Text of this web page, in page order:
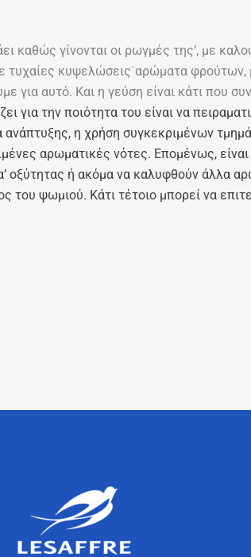
καθώς γίνονται οι ρωγμές της’, με
κυψελώσεις˙αρώματα φρούτων,
για αυτό. Και η γεύση είναι κάτι που
για την ποιότητα του είναι να
η χρήση συγκεκριμένων
αρωματικές νότες. Επομένως, είναι
οξύτητας ή ακόμα να καλυφθούν άλλα
ψωμιού. Κάτι τέτοιο μπορεί να